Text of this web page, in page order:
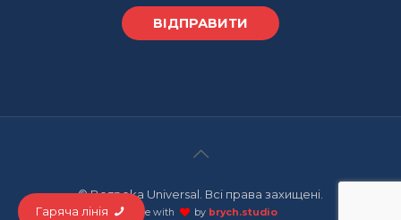
© Bezpeka Universal. Всі права захищені.
made with by brych.studio
Гаряча лінія